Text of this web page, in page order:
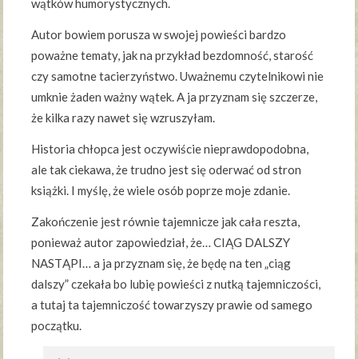
Autor bowiem porusza w swojej powieści bardzo
poważne tematy, jak na przykład bezdomność, starość
czy samotne tacierzyństwo. Uważnemu czytelnikowi nie
umknie żaden ważny wątek. A ja przyznam się szczerze,
że kilka razy nawet się wzruszyłam.
Historia chłopca jest oczywiście nieprawdopodobna,
ale tak ciekawa, że trudno jest się oderwać od stron
książki. I myślę, że wiele osób poprze moje zdanie.
Zakończenie jest równie tajemnicze jak cała reszta,
ponieważ autor zapowiedział, że… CIĄG DALSZY
NASTĄPI… a ja przyznam się, że będę na ten „ciąg
dalszy” czekała bo lubię powieści z nutką tajemniczości,
a tutaj ta tajemniczość towarzyszy prawie od samego
początku.